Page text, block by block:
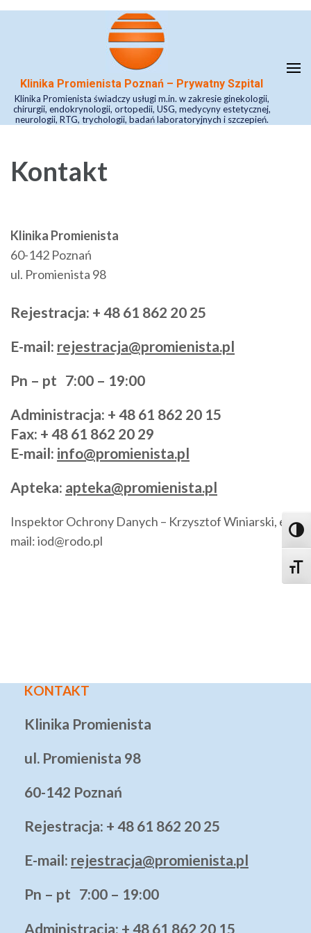
Skip
Enter)Klinika Promienista Poznań – Prywatny Szpital
Klinika Promienista świadczy usługi m.in. w zakresie ginekologii,
chirurgii, endokrynologii, ortopedii, USG, medycyny estetycznej,
neurologii, RTG, trychologii, badań laboratoryjnych i szczepień.
Kontakt
Klinika Promienista
60-142 Poznań
ul. Promienista 98
Rejestracja: + 48 61 862 20 25
E-mail: rejestracja@promienista.pl
Pn – pt 7:00 – 19:00
Administracja: + 48 61 862 20 15
Fax: + 48 61 862 20 29
E-mail: info@promienista.pl
Apteka: apteka@promienista.pl
Inspektor Ochrony Danych – Krzysztof Winiarski, e-
mail: iod@rodo.pl
KONTAKT
Klinika Promienista
ul. Promienista 98
60-142 Poznań
Rejestracja: + 48 61 862 20 25
E-mail: rejestracja@promienista.pl
Pn – pt 7:00 – 19:00
Administracja: + 48 61 862 20 15